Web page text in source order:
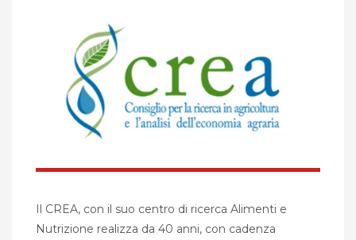
Il CREA, con il suo centro di ricerca Alimenti e
Nutrizione realizza da 40 anni, con cadenza